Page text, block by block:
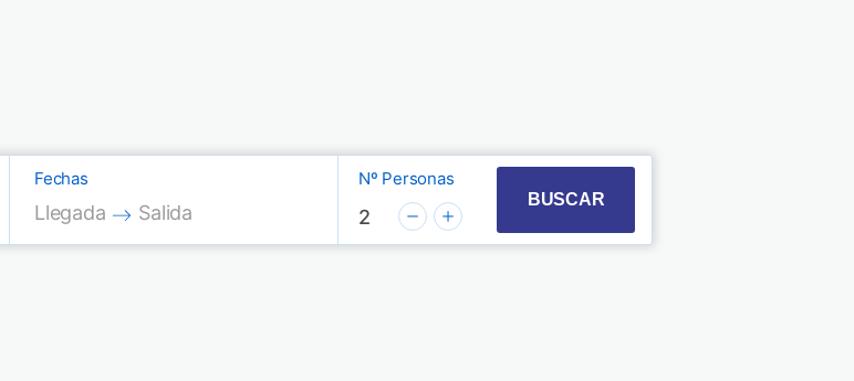
Fechas
Press the down arrow key to interact with the calendar and select a date. Press the
Llegada
Press the down arrow key to interact with the calendar and select a date.
Salida
Nº Personas
2
BUSCAR